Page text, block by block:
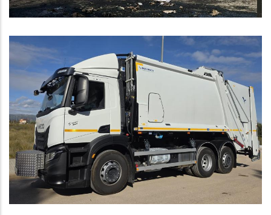
L'ARC Atorga Més De 400.000 € En
Subvencions Per Ajudar A Finançar
Implantacions De Sistemes
Eficients De Recollida Selectiva Al
Baix Penedès
Medi